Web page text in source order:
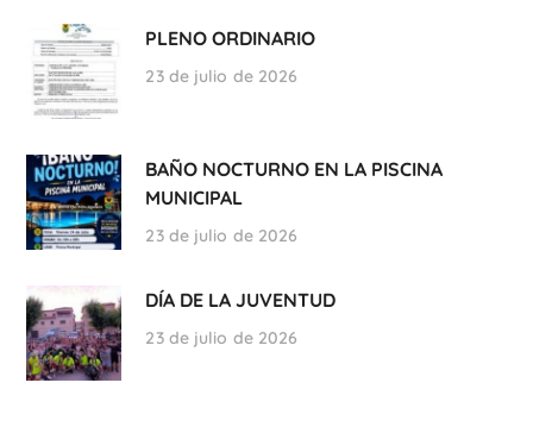
PLENO ORDINARIO
23 de julio de 2026
BAÑO NOCTURNO EN LA PISCINA
MUNICIPAL
23 de julio de 2026
DÍA DE LA JUVENTUD
23 de julio de 2026